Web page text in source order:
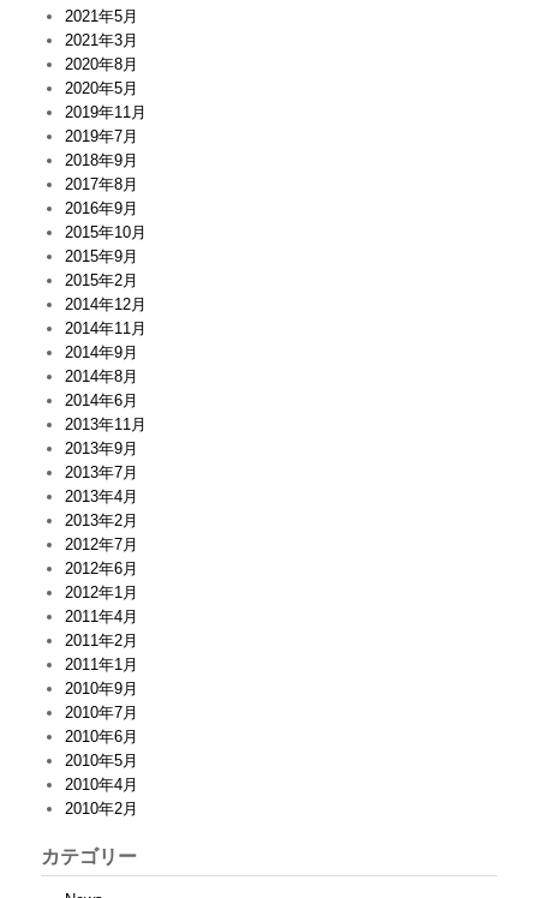
2021年5月
2021年3月
2020年8月
2020年5月
2019年11月
2019年7月
2018年9月
2017年8月
2016年9月
2015年10月
2015年9月
2015年2月
2014年12月
2014年11月
2014年9月
2014年8月
2014年6月
2013年11月
2013年9月
2013年7月
2013年4月
2013年2月
2012年7月
2012年6月
2012年1月
2011年4月
2011年2月
2011年1月
2010年9月
2010年7月
2010年6月
2010年5月
2010年4月
2010年2月
カテゴリー